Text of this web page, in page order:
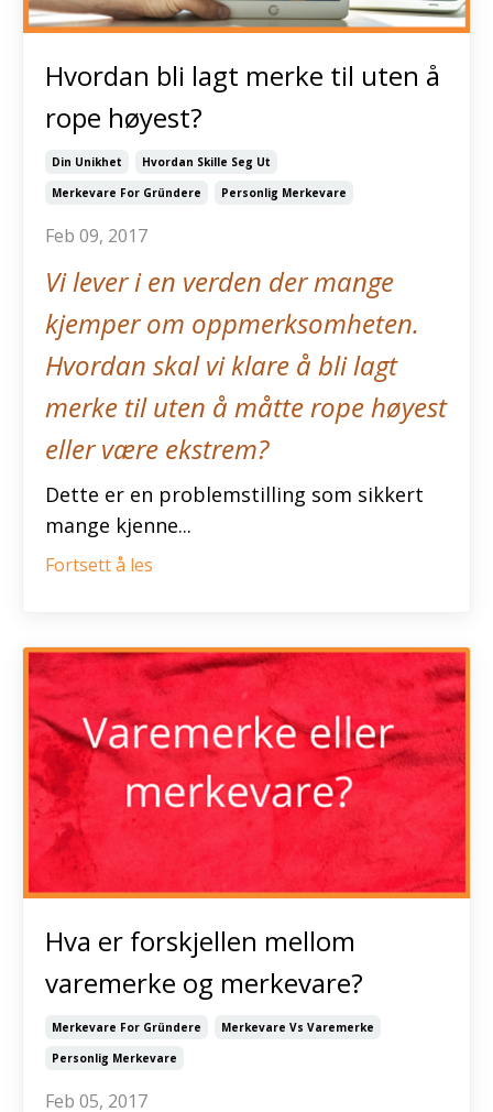
Hvordan bli lagt merke til uten å
rope høyest?
Din Unikhet
Hvordan Skille Seg Ut
Merkevare For Gründere
Personlig Merkevare
Feb 09, 2017
Vi lever i en verden der mange
kjemper om oppmerksomheten.
Hvordan skal vi klare å bli lagt
merke til uten å måtte rope høyest
eller være ekstrem?
Dette er en problemstilling som sikkert
mange kjenne...
Fortsett å les
Hva er forskjellen mellom
varemerke og merkevare?
Merkevare For Gründere
Merkevare Vs Varemerke
Personlig Merkevare
Feb 05, 2017